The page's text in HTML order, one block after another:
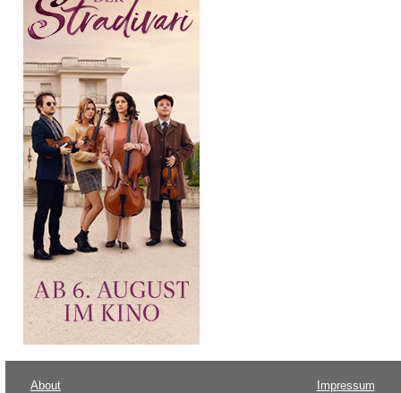
About Impressum